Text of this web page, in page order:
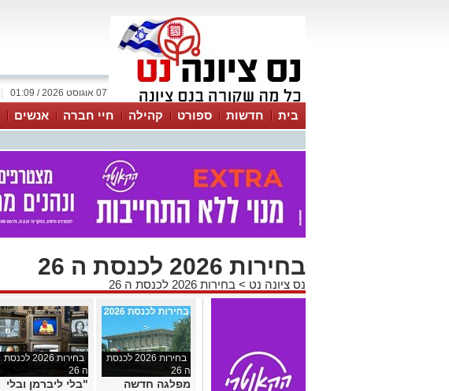
07 אוגוסט 2026 / 01:09
בית חדשות ספורט קהילה חיי חברה אנשים
בחירות 2026 לכנסת ה 26
נס ציונה נט > בחירות 2026 לכנסת ה 26
בחירות 2026 לכנסת
ה 26
מפלגה חדשה
בחירות 2026 לכנסת
ה 26
"בלי ליברמן ובלי